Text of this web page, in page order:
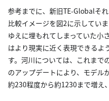
参考までに、新旧TE-Globalそ
比較イメージを図2に示してい
ゆえに埋もれてしまっていた小
はより現実に近く表現できるよ
す。河川については、これま
のアップデートにより、モデル
約230程度から約1230まで増え